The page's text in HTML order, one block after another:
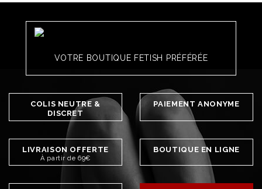
VOTRE BOUTIQUE FETISH PRÉFÉRÉE
COLIS NEUTRE &
DISCRET
PAIEMENT ANONYME
LIVRAISON OFFERTE
À partir de 69€
BOUTIQUE EN LIGNE